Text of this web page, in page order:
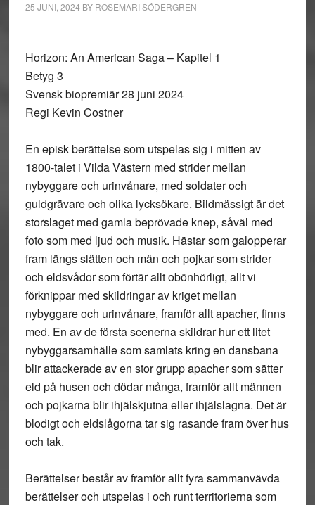
25 JUNI, 2024 BY ROSEMARI SÖDERGREN
Horizon: An American Saga – Kapitel 1
Betyg 3
Svensk biopremiär 28 juni 2024
Regi Kevin Costner
En episk berättelse som utspelas sig i mitten av
1800-talet i Vilda Västern med strider mellan
nybyggare och urinvånare, med soldater och
guldgrävare och olika lycksökare. Bildmässigt är det
storslaget med gamla beprövade knep, såväl med
foto som med ljud och musik. Hästar som galopperar
fram längs slätten och män och pojkar som strider
och eldsvådor som förtär allt obönhörligt, allt vi
förknippar med skildringar av kriget mellan
nybyggare och urinvånare, framför allt apacher, finns
med. En av de första scenerna skildrar hur ett litet
nybyggarsamhälle som samlats kring en dansbana
blir attackerade av en stor grupp apacher som sätter
eld på husen och dödar många, framför allt männen
och pojkarna blir ihjälskjutna eller ihjälslagna. Det är
blodigt och eldslågorna tar sig rasande fram över hus
och tak.
Berättelser består av framför allt fyra sammanvävda
berättelser och utspelas i och runt territorierna som